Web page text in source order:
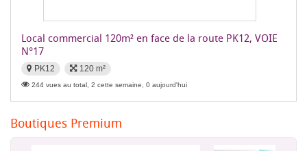
Local commercial 120m² en face de la route PK12, VOIE
N°17
PK12 120 m²
244 vues au total, 2 cette semaine, 0 aujourd'hui
Boutiques Premium